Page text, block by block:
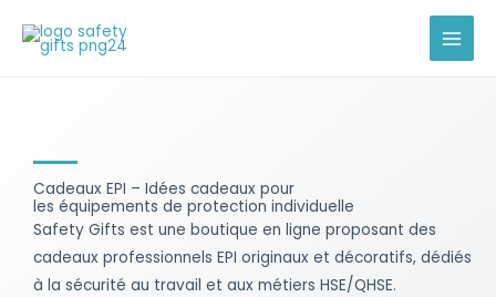
Cadeaux EPI – Idées cadeaux pour
les équipements de protection individuelle
Safety Gifts est une boutique en ligne proposant des
cadeaux professionnels EPI originaux et décoratifs, dédiés
à la sécurité au travail et aux métiers HSE/QHSE.